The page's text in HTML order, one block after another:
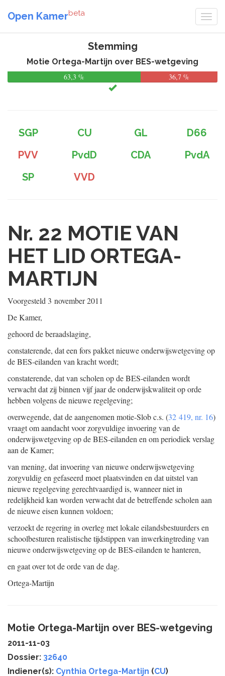
Open Kamerbeta
Stemming
Motie Ortega-Martijn over BES-wetgeving
63,3 %
36,7 %
SGP CU GL
D66
PVV
PvdD CDA
PvdA
SP
VVD
Nr. 22 MOTIE VAN
HET LID ORTEGA-
MARTIJN
Voorgesteld 3 november 2011
De Kamer,
gehoord de beraadslaging,
constaterende, dat een fors pakket nieuwe onderwijswetgeving op
de BES-eilanden van kracht wordt;
constaterende, dat van scholen op de BES-eilanden wordt
verwacht dat zij binnen vijf jaar de onderwijskwaliteit op orde
hebben volgens de nieuwe regelgeving;
overwegende, dat de aangenomen motie-Slob c.s. (32 419, nr. 16)
vraagt om aandacht voor zorgvuldige invoering van de
onderwijswetgeving op de BES-eilanden en om periodiek verslag
aan de Kamer;
van mening, dat invoering van nieuwe onderwijswetgeving
zorgvuldig en gefaseerd moet plaatsvinden en dat uitstel van
nieuwe regelgeving gerechtvaardigd is, wanneer niet in
redelijkheid kan worden verwacht dat de betreffende scholen aan
de nieuwe eisen kunnen voldoen;
verzoekt de regering in overleg met lokale eilandsbestuurders en
schoolbesturen realistische tijdstippen van inwerkingtreding van
nieuwe onderwijswetgeving op de BES-eilanden te hanteren,
en gaat over tot de orde van de dag.
Ortega-Martijn
Motie Ortega-Martijn over BES-wetgeving
2011-11-03
Dossier: 32640
Indiener(s): Cynthia Ortega-Martijn (CU)